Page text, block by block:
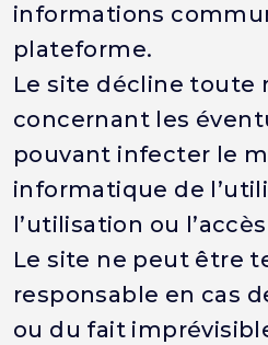
informations
plateforme.
Le site décline toute
concernant les
pouvant infecter le
informatique de
l’utilisation ou
Le site ne peut être
responsable en cas
ou du fait